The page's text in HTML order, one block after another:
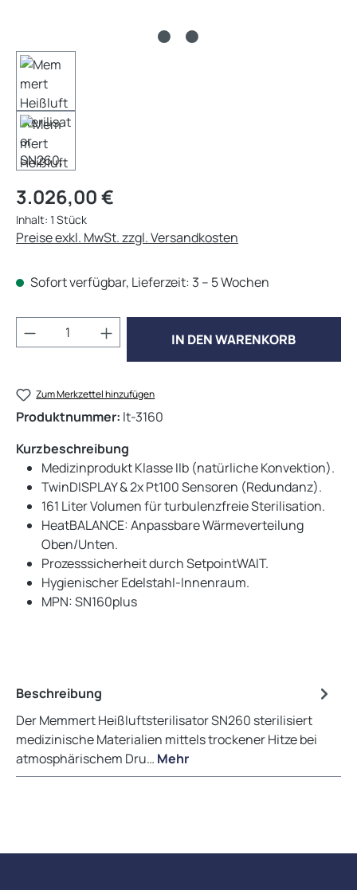
Regulärer Preis:
3.026,00 €
Inhalt: 1 Stück
Preise exkl. MwSt. zzgl. Versandkosten
Sofort verfügbar, Lieferzeit: 3 – 5 Wochen
Produkt Anzahl: Gib den gewünschten
IN DEN WARENKORB
Zum Merkzettel hinzufügen
Produktnummer: lt-3160
Kurzbeschreibung
Medizinprodukt Klasse IIb (natürliche Konvektion).
TwinDISPLAY & 2x Pt100 Sensoren (Redundanz).
161 Liter Volumen für turbulenzfreie Sterilisation.
HeatBALANCE: Anpassbare Wärmeverteilung
Oben/Unten.
Prozesssicherheit durch SetpointWAIT.
Hygienischer Edelstahl-Innenraum.
MPN: SN160plus
Beschreibung
Der Memmert Heißluftsterilisator SN260 sterilisiert
medizinische Materialien mittels trockener Hitze bei
atmosphärischem Dru… Mehr